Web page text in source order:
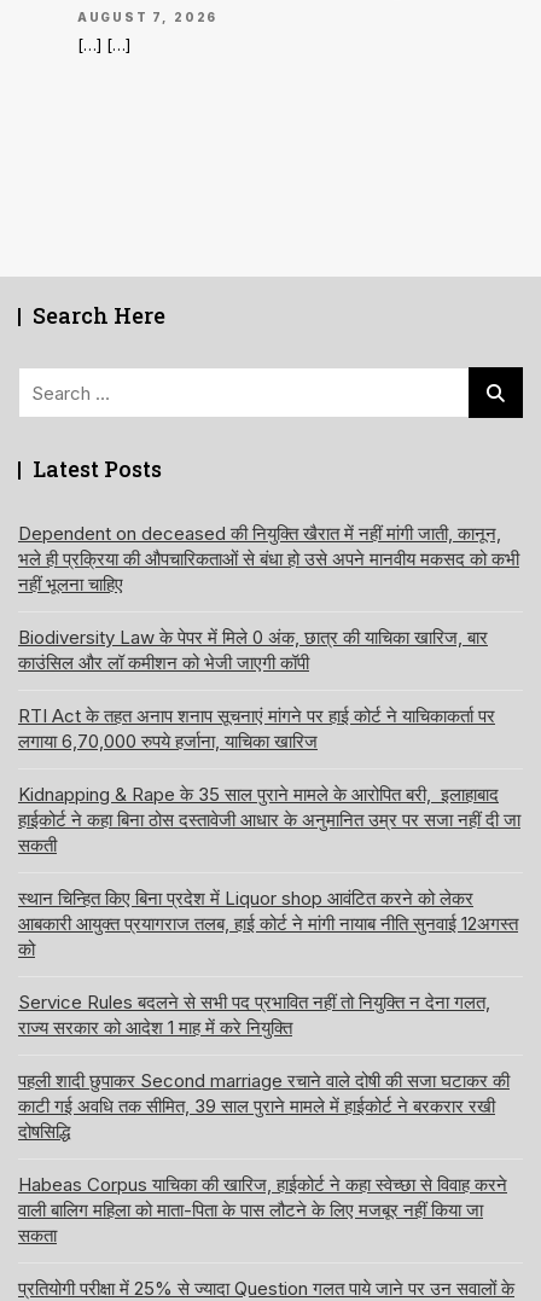
AUGUST 7, 2026
[…] […]
Search Here
Latest Posts
Dependent on deceased की नियुक्ति खैरात में नहीं मांगी जाती, कानून,
भले ही प्रक्रिया की औपचारिकताओं से बंधा हो उसे अपने मानवीय मकसद को कभी
नहीं भूलना चाहिए
Biodiversity Law के पेपर में मिले 0 अंक, छात्र की याचिका खारिज, बार
काउंसिल और लॉ कमीशन को भेजी जाएगी कॉपी
RTI Act के तहत अनाप शनाप सूचनाएं मांगने पर हाई कोर्ट ने याचिकाकर्ता पर
लगाया 6,70,000 रुपये हर्जाना, याचिका खारिज
Kidnapping & Rape के 35 साल पुराने मामले के आरोपित बरी, इलाहाबाद
हाईकोर्ट ने कहा बिना ठोस दस्तावेजी आधार के अनुमानित उम्र पर सजा नहीं दी जा
सकती
स्थान चिन्हित किए बिना प्रदेश में Liquor shop आवंटित करने को लेकर
आबकारी आयुक्त प्रयागराज तलब, हाई कोर्ट ने मांगी नायाब नीति सुनवाई 12अगस्त
को
Service Rules बदलने से सभी पद प्रभावित नहीं तो नियुक्ति न देना गलत,
राज्य सरकार को आदेश 1 माह में करे नियुक्ति
पहली शादी छुपाकर Second marriage रचाने वाले दोषी की सजा घटाकर की
काटी गई अवधि तक सीमित, 39 साल पुराने मामले में हाईकोर्ट ने बरकरार रखी
दोषसिद्धि
Habeas Corpus याचिका की खारिज, हाईकोर्ट ने कहा स्वेच्छा से विवाह करने
वाली बालिग महिला को माता-पिता के पास लौटने के लिए मजबूर नहीं किया जा
सकता
प्रतियोगी परीक्षा में 25% से ज्यादा Question गलत पाये जाने पर उन सवालों के